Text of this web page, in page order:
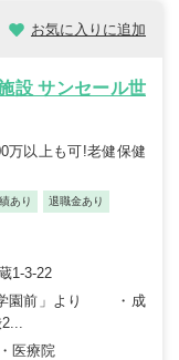
お気に入りに追加
設 サンセール世
万以上も可!老健保健
あり 退職金あり
1-3-22
学園前」より ・成
医療院